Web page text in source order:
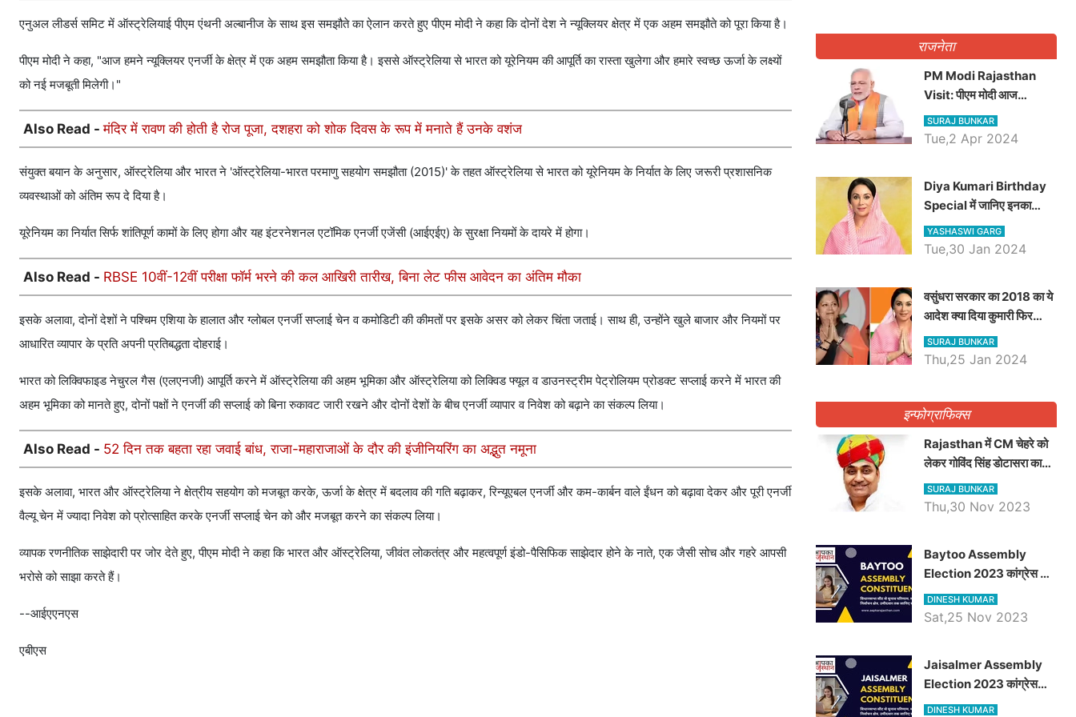
एनुअल लीडर्स समिट में ऑस्ट्रेलियाई पीएम एंथनी अल्बानीज के साथ इस समझौते का ऐलान करते हुए पीएम मोदी ने कहा कि दोनों देश ने न्यूक्लियर क्षेत्र में एक अहम समझौते को पूरा किया है।
पीएम मोदी ने कहा, "आज हमने न्यूक्लियर एनर्जी के क्षेत्र में एक अहम समझौता किया है। इससे ऑस्ट्रेलिया से भारत को यूरेनियम की आपूर्ति का रास्ता खुलेगा और हमारे स्वच्छ ऊर्जा के लक्ष्यों
को नई मजबूती मिलेगी।"
Also Read -मंदिर में रावण की होती है रोज पूजा, दशहरा को शोक दिवस के रूप में मनाते हैं उनके वशंज
संयुक्त बयान के अनुसार, ऑस्ट्रेलिया और भारत ने 'ऑस्ट्रेलिया-भारत परमाणु सहयोग समझौता (2015)' के तहत ऑस्ट्रेलिया से भारत को यूरेनियम के निर्यात के लिए जरूरी प्रशासनिक
व्यवस्थाओं को अंतिम रूप दे दिया है।
यूरेनियम का निर्यात सिर्फ शांतिपूर्ण कामों के लिए होगा और यह इंटरनेशनल एटॉमिक एनर्जी एजेंसी (आईएईए) के सुरक्षा नियमों के दायरे में होगा।
Also Read - RBSE 10वीं-12वीं परीक्षा फॉर्म भरने की कल आखिरी तारीख, बिना लेट फीस आवेदन का अंतिम मौका
इसके अलावा, दोनों देशों ने पश्चिम एशिया के हालात और ग्लोबल एनर्जी सप्लाई चेन व कमोडिटी की कीमतों पर इसके असर को लेकर चिंता जताई। साथ ही, उन्होंने खुले बाजार और नियमों पर
आधारित व्यापार के प्रति अपनी प्रतिबद्धता दोहराई।
भारत को लिक्विफाइड नेचुरल गैस (एलएनजी) आपूर्ति करने में ऑस्ट्रेलिया की अहम भूमिका और ऑस्ट्रेलिया को लिक्विड फ्यूल व डाउनस्ट्रीम पेट्रोलियम प्रोडक्ट सप्लाई करने में भारत की
अहम भूमिका को मानते हुए, दोनों पक्षों ने एनर्जी की सप्लाई को बिना रुकावट जारी रखने और दोनों देशों के बीच एनर्जी व्यापार व निवेश को बढ़ाने का संकल्प लिया।
Also Read - 52 दिन तक बहता रहा जवाई बांध, राजा-महाराजाओं के दौर की इंजीनियरिंग का अद्भुत नमूना
इसके अलावा, भारत और ऑस्ट्रेलिया ने क्षेत्रीय सहयोग को मजबूत करके, ऊर्जा के क्षेत्र में बदलाव की गति बढ़ाकर, रिन्यूएबल एनर्जी और कम-कार्बन वाले ईंधन को बढ़ावा देकर और पूरी एनर्जी
वैल्यू चेन में ज्यादा निवेश को प्रोत्साहित करके एनर्जी सप्लाई चेन को और मजबूत करने का संकल्प लिया।
व्यापक रणनीतिक साझेदारी पर जोर देते हुए, पीएम मोदी ने कहा कि भारत और ऑस्ट्रेलिया, जीवंत लोकतंत्र और महत्वपूर्ण इंडो-पैसिफिक साझेदार होने के नाते, एक जैसी सोच और गहरे आपसी
भरोसे को साझा करते हैं।
--आईएएनएस
एबीएस
राजनेता
PM Modi Rajasthan
Visit: पीएम मोदी आज
राजस्थान में कोटपूतली में करेंगे
विशाल रैली, एक सभा से 8 सीटों
SURAJ BUNKAR
Tue,2 Apr 2024
Diya Kumari Birthday
Special में जानिए इनका
राजकुमारी से राजस्थान की
डिप्टी सीएम बनने तक का सफर,
YASHASWI GARG
Tue,30 Jan 2024
वसुंधरा सरकार का 2018 का ये
आदेश क्या दिया कुमारी फिर
करेंगी लागू? कांग्रेस सरकार ने
किया था निरस्त
SURAJ BUNKAR
Thu,25 Jan 2024
इन्फोग्राफिक्स
Rajasthan में CM चेहरे को
लेकर गोविंद सिंह डोटासरा का
बड़ा बयान आया सामने, जानें
विचार
SURAJ BUNKAR
Thu,30 Nov 2023
Baytoo Assembly
Election 2023 कांग्रेस से
हरीश चौधरी तो बालाराम मुंड होंगे
भाजपा उम्मीदवार, जानिये बायतू
DINESH KUMAR
Sat,25 Nov 2023
​​​​​​​Jaisalmer Assembly
Election 2023 कांग्रेस
रूपा राम मेघवाल तो छोटु सिंह
DINESH KUMAR